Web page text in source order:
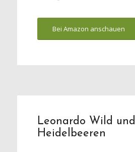
Bei Amazon anschauen
Leonardo Wild und
Heidelbeeren